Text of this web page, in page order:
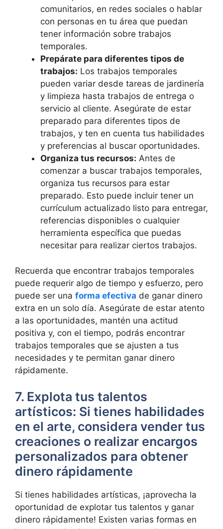
comunitarios, en redes sociales o hablar
con personas en tu área que puedan
tener información sobre trabajos
temporales.
Prepárate para diferentes tipos de
trabajos: Los trabajos temporales
pueden variar desde tareas de jardinería
y limpieza hasta trabajos de entrega o
servicio al cliente. Asegúrate de estar
preparado para diferentes tipos de
trabajos, y ten en cuenta tus habilidades
y preferencias al buscar oportunidades.
Organiza tus recursos: Antes de
comenzar a buscar trabajos temporales,
organiza tus recursos para estar
preparado. Esto puede incluir tener un
currículum actualizado listo para entregar,
referencias disponibles o cualquier
herramienta específica que puedas
necesitar para realizar ciertos trabajos.
Recuerda que encontrar trabajos temporales
puede requerir algo de tiempo y esfuerzo, pero
puede ser una forma efectiva de ganar dinero
extra en un solo día. Asegúrate de estar atento
a las oportunidades, mantén una actitud
positiva y, con el tiempo, podrás encontrar
trabajos temporales que se ajusten a tus
necesidades y te permitan ganar dinero
rápidamente.
7. Explota tus talentos
artísticos: Si tienes habilidades
en el arte, considera vender tus
creaciones o realizar encargos
personalizados para obtener
dinero rápidamente
Si tienes habilidades artísticas, ¡aprovecha la
oportunidad de explotar tus talentos y ganar
dinero rápidamente! Existen varias formas en